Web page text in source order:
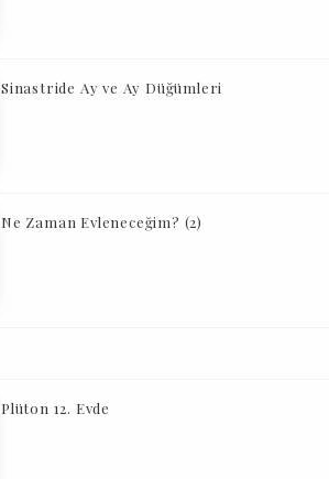
Sinastride Ay ve Ay Düğümleri
Ne Zaman Evleneceğim? (2)
Plüton 12. Evde